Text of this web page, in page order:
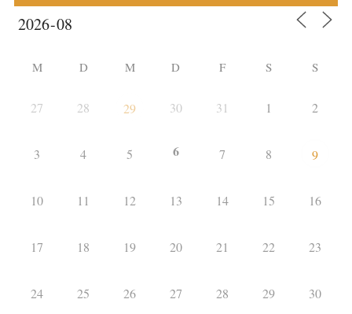
M D M D F S S
27 28 29 30 31 1 2
3 4 5 6 7 8 9
10 11 12 13 14 15 16
17 18 19 20 21 22 23
24 25 26 27 28 29 30